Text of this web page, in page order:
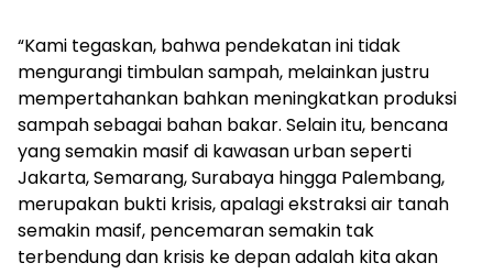
“Kami tegaskan, bahwa pendekatan ini tidak
mengurangi timbulan sampah, melainkan justru
mempertahankan bahkan meningkatkan produksi
sampah sebagai bahan bakar. Selain itu, bencana
yang semakin masif di kawasan urban seperti
Jakarta, Semarang, Surabaya hingga Palembang,
merupakan bukti krisis, apalagi ekstraksi air tanah
semakin masif, pencemaran semakin tak
terbendung dan krisis ke depan adalah kita akan